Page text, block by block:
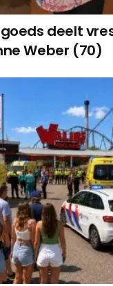
deelt
Weber (70)